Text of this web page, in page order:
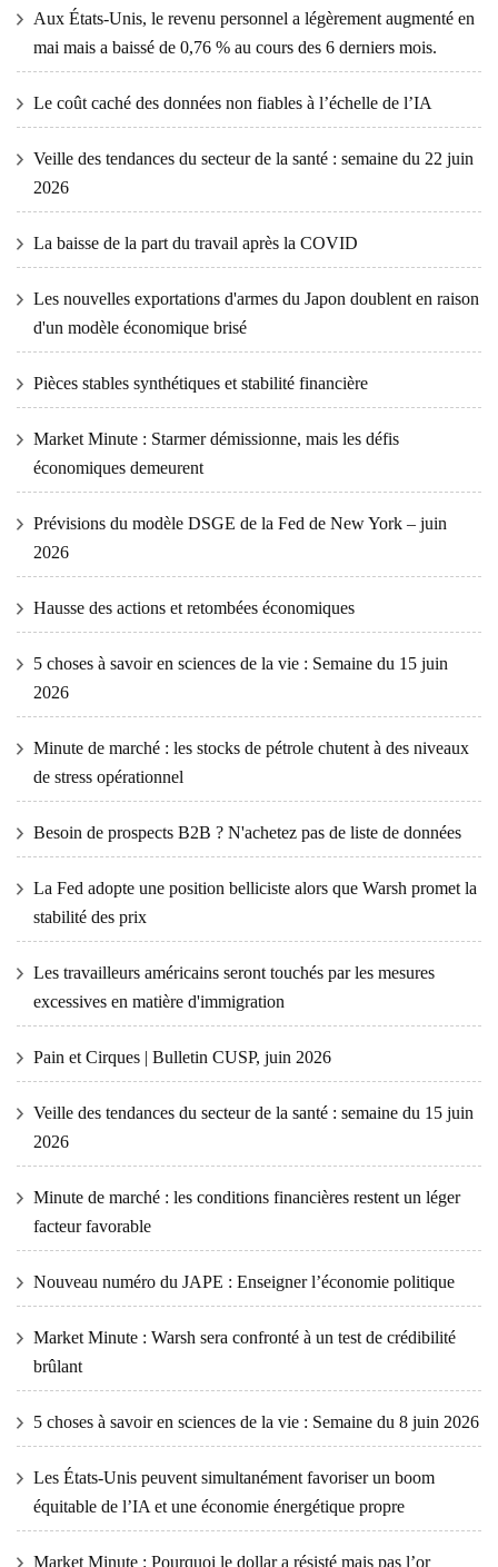
Aux États-Unis, le revenu personnel a légèrement augmenté en
mai mais a baissé de 0,76 % au cours des 6 derniers mois.
Le coût caché des données non fiables à l’échelle de l’IA
Veille des tendances du secteur de la santé : semaine du 22 juin
2026
La baisse de la part du travail après la COVID
Les nouvelles exportations d'armes du Japon doublent en raison
d'un modèle économique brisé
Pièces stables synthétiques et stabilité financière
Market Minute : Starmer démissionne, mais les défis
économiques demeurent
Prévisions du modèle DSGE de la Fed de New York – juin
2026
Hausse des actions et retombées économiques
5 choses à savoir en sciences de la vie : Semaine du 15 juin
2026
Minute de marché : les stocks de pétrole chutent à des niveaux
de stress opérationnel
Besoin de prospects B2B ? N'achetez pas de liste de données
La Fed adopte une position belliciste alors que Warsh promet la
stabilité des prix
Les travailleurs américains seront touchés par les mesures
excessives en matière d'immigration
Pain et Cirques | Bulletin CUSP, juin 2026
Veille des tendances du secteur de la santé : semaine du 15 juin
2026
Minute de marché : les conditions financières restent un léger
facteur favorable
Nouveau numéro du JAPE : Enseigner l’économie politique
Market Minute : Warsh sera confronté à un test de crédibilité
brûlant
5 choses à savoir en sciences de la vie : Semaine du 8 juin 2026
Les États-Unis peuvent simultanément favoriser un boom
équitable de l’IA et une économie énergétique propre
Market Minute : Pourquoi le dollar a résisté mais pas l’or